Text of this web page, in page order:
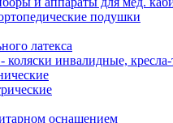
подушки
латекса
коляски инвалидные,
оснащением